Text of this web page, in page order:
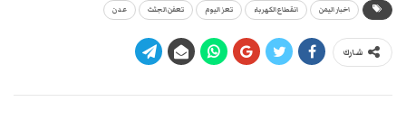
اخبار اليمن انقطاع الكهرباء تعز اليوم تعفن الجثث عدن
شارك